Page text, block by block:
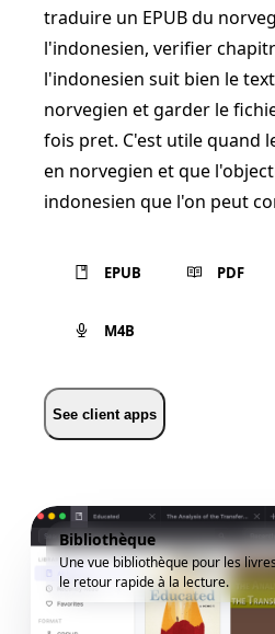
traduire un EPUB du
l'indonesien, verifier
l'indonesien suit bien le
norvegien et garder le
fois pret. C'est utile quand
en norvegien et que
indonesien que l'on peut
EPUB PDF
M4B
See client apps
Bibliothèque
Une vue bibliothèque pour les
le retour rapide à la lecture.